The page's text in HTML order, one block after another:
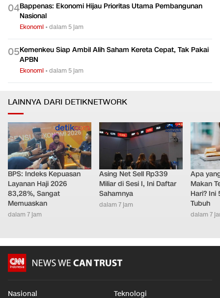
04Bappenas: Ekonomi Hijau Prioritas Utama Pembangunan
Nasional
Ekonomi •dalam 5 jam
05Kemenkeu Siap Ambil Alih Saham Kereta Cepat, Tak Pakai
APBN
Ekonomi •dalam 5 jam
LAINNYA DARI DETIKNETWORK
BPS: Indeks Kepuasan
Layanan Haji 2026
83,28%, Sangat
Memuaskan
dalam 7 jam
Asing Net Sell Rp339
Miliar di Sesi I, Ini Daftar
Sahamnya
dalam 7 jam
Apa
Makan
Hari? Ini
Tubuh
dalam 7
Nasional Teknologi